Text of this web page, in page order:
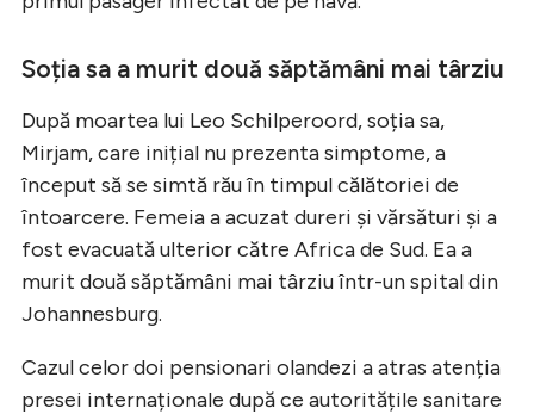
Soția sa a murit două săptămâni mai târziu
După moartea lui Leo Schilperoord, soția sa,
Mirjam, care inițial nu prezenta simptome, a
început să se simtă rău în timpul călătoriei de
întoarcere. Femeia a acuzat dureri și vărsături și a
fost evacuată ulterior către Africa de Sud. Ea a
murit două săptămâni mai târziu într-un spital din
Johannesburg.
Cazul celor doi pensionari olandezi a atras atenția
presei internaționale după ce autoritățile sanitare